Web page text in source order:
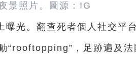
景照片。圖源：IG
曝光。翻查死者個人社交平
“rooftopping”，足跡遍及法